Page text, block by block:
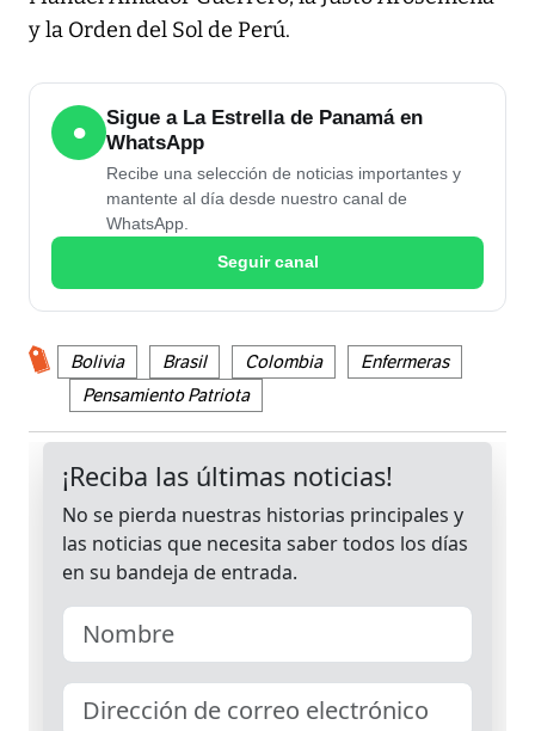
y la Orden del Sol de Perú.
●
Sigue a La Estrella de Panamá en
WhatsApp
Recibe una selección de noticias importantes y
mantente al día desde nuestro canal de
WhatsApp.
Seguir canal
Bolivia Brasil Colombia
Enfermeras
Pensamiento Patriota